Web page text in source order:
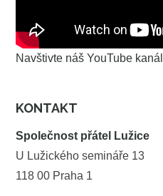
Navštivte náš YouTube kanál
KONTAKT
Společnost přátel Lužice
U Lužického semináře 13
118 00 Praha 1